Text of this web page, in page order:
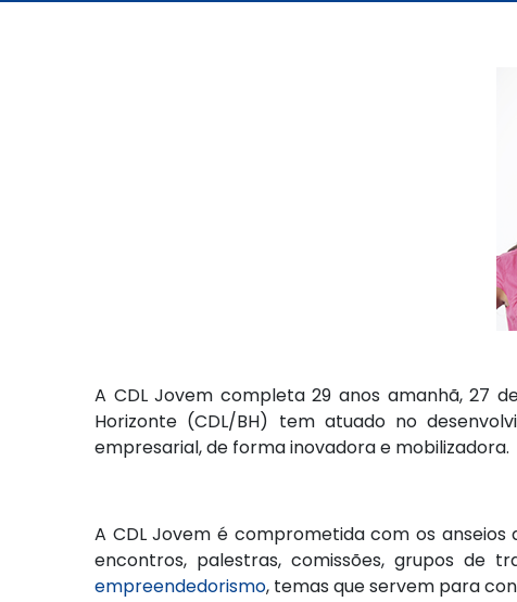
A CDL Jovem completa 29 anos amanhã, 27
Horizonte (CDL/BH) tem atuado no
empresarial, de forma inovadora e mobilizadora.
A CDL Jovem é comprometida com os
encontros, palestras, comissões, grupos de
empreendedorismo, temas que servem para